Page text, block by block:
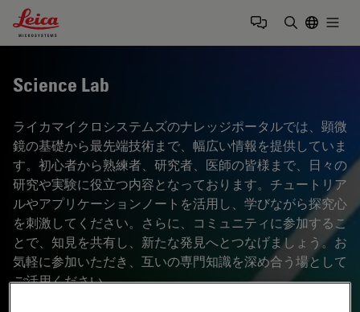
Leica Microsystems Logo
Science Lab
ライカマイクロシステムズのナレッジポータルでは、顕微
鏡の基礎から最先端技術まで、幅広い情報を提供していま
す。初心者から熟練者、研究者、医師の皆様まで、日々の
研究や実験に役立つ内容となっております。チュートリア
ルやアプリケーションノートを活用し、学びながら探究心
を刺激してください。さらに、コミュニティに参加するこ
とで、知見を共有し、新たな発見へとつなげましょう。お
気軽に参加いただき、互いの専門知識を深め合う場として
ご活用ください。